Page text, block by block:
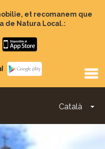
et recomanem que
de Natura Local.:
Google
Català
Main
navigation